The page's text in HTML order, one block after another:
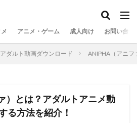
アニメ・ゲーム 成人向け お問い合わ
アダルト動画ダウンロード ANIPHA（アニフ
）とは？アダルトアニメ動
る方法を紹介！